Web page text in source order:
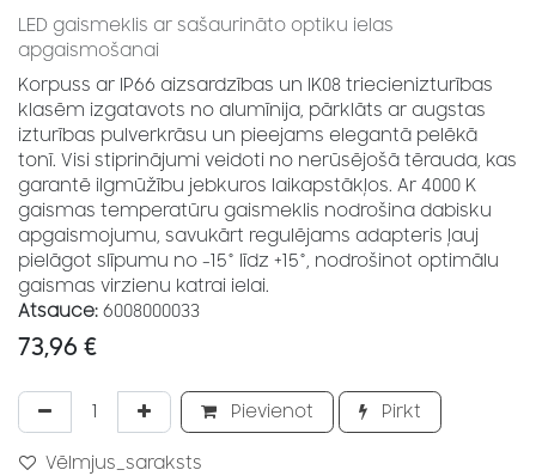
LED gaismeklis ar sašaurināto optiku ielas
apgaismošanai
Korpuss ar IP66 aizsardzības un IK08 triecienizturības
klasēm izgatavots no alumīnija, pārklāts ar augstas
izturības pulverkrāsu un pieejams elegantā pelēkā
tonī. Visi stiprinājumi veidoti no nerūsējošā tērauda, kas
garantē ilgmūžību jebkuros laikapstākļos. Ar 4000 K
gaismas temperatūru gaismeklis nodrošina dabisku
apgaismojumu, savukārt regulējams adapteris ļauj
pielāgot slīpumu no -15° līdz +15°, nodrošinot optimālu
gaismas virzienu katrai ielai.
Atsauce: 6008000033
73,96 €
Pievienot Pirkt
Vēlmjus_saraksts